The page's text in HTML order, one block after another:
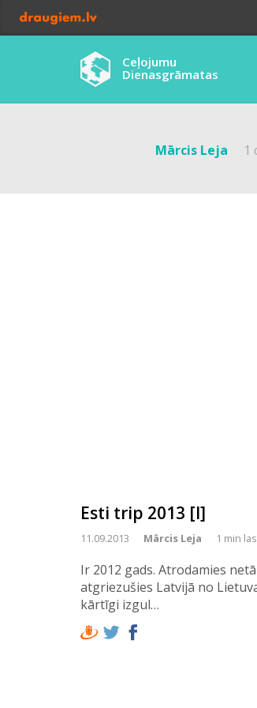
Ceļojumu
Dienasgrāmatas
Mārcis Leja 1
Esti trip 2013 [I]
11.09.2013 Mārcis Leja 1 min
Ir 2012 gads. Atrodamies
atgriezušies Latvijā no
kārtīgi izgul…